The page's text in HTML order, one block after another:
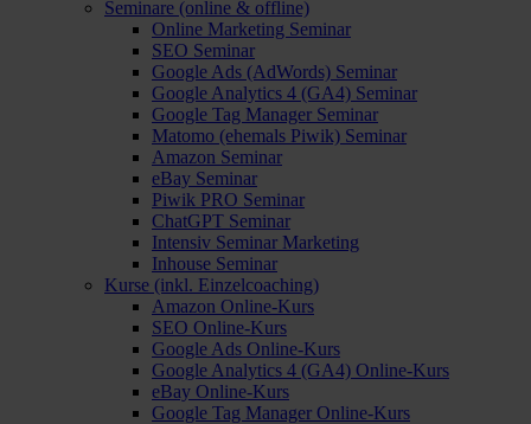
Seminare (online & offline)
Online Marketing Seminar
SEO Seminar
Google Ads (AdWords) Seminar
Google Analytics 4 (GA4) Seminar
Google Tag Manager Seminar
Matomo (ehemals Piwik) Seminar
Amazon Seminar
eBay Seminar
Piwik PRO Seminar
ChatGPT Seminar
Intensiv Seminar Marketing
Inhouse Seminar
Kurse (inkl. Einzelcoaching)
Amazon Online-Kurs
SEO Online-Kurs
Google Ads Online-Kurs
Google Analytics 4 (GA4) Online-Kurs
eBay Online-Kurs
Google Tag Manager Online-Kurs